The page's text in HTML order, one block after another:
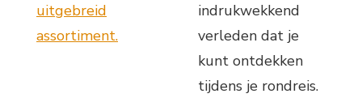
uitgebreid
assortiment.
indrukwekkend
verleden dat je
kunt ontdekken
tijdens je rondreis.